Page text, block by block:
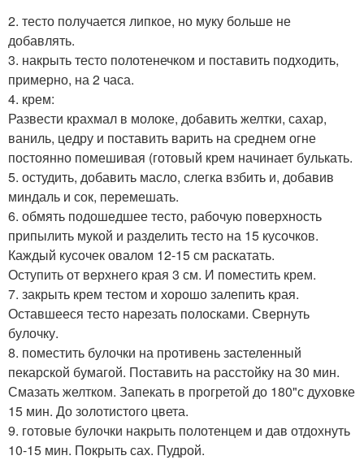
2. тесто получается липкое, но муку больше не
добавлять.
3. накрыть тесто полотенечком и поставить подходить,
примерно, на 2 часа.
4. крем:
Развести крахмал в молоке, добавить желтки, сахар,
ваниль, цедру и поставить варить на среднем огне
постоянно помешивая (готовый крем начинает булькать.
5. остудить, добавить масло, слегка взбить и, добавив
миндаль и сок, перемешать.
6. обмять подошедшее тесто, рабочую поверхность
припылить мукой и разделить тесто на 15 кусочков.
Каждый кусочек овалом 12-15 см раскатать.
Оступить от верхнего края 3 см. И поместить крем.
7. закрыть крем тестом и хорошо залепить края.
Оставшееся тесто нарезать полосками. Свернуть
булочку.
8. поместить булочки на противень застеленный
пекарской бумагой. Поставить на расстойку на 30 мин.
Смазать желтком. Запекать в прогретой до 180"с духовке
15 мин. До золотистого цвета.
9. готовые булочки накрыть полотенцем и дав отдохнуть
10-15 мин. Покрыть сах. Пудрой.